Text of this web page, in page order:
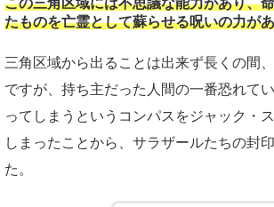
この三角区域には不思議な能力があり、
たものを亡霊として蘇らせる呪いの力が
三角区域から出ることは出来ず長くの間
ですが、持ち主だった人間の一番恐れて
ってしまうというコンパスをジャック・
しまったことから、サラザールたちの封
た。